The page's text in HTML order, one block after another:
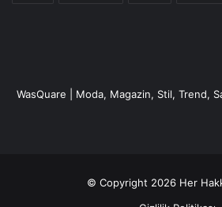
WasQuare | Moda, Magazin, Stil, Trend,
© Copyright 2026 Her